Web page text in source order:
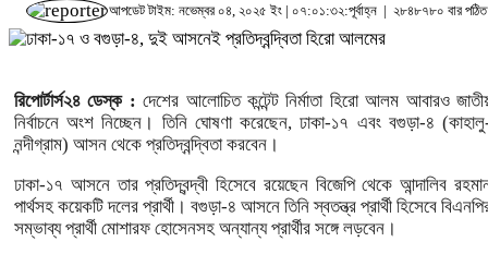
আপডেট টাইম: নভেম্বর ০৪, ২০২৫ ইং | ০৭:০১:৩২:পূর্বাহ্ন | ২৮৪৮৭৮০ বার পঠিত
রিপোর্টার্স২৪ ডেস্ক : দেশের আলোচিত কন্টেন্ট নির্মাতা হিরো আলম আবারও
নির্বাচনে অংশ নিচ্ছেন। তিনি ঘোষণা করেছেন, ঢাকা-১৭ এবং বগুড়া-৪
নন্দীগ্রাম) আসন থেকে প্রতিদ্বন্দ্বিতা করবেন।
ঢাকা-১৭ আসনে তার প্রতিদ্বন্দ্বী হিসেবে রয়েছেন বিজেপি থেকে আন্দালিব
পার্থসহ কয়েকটি দলের প্রার্থী। বগুড়া-৪ আসনে তিনি স্বতন্ত্র প্রার্থী হিসেবে
সম্ভাব্য প্রার্থী মোশারফ হোসেনসহ অন্যান্য প্রার্থীর সঙ্গে লড়বেন।